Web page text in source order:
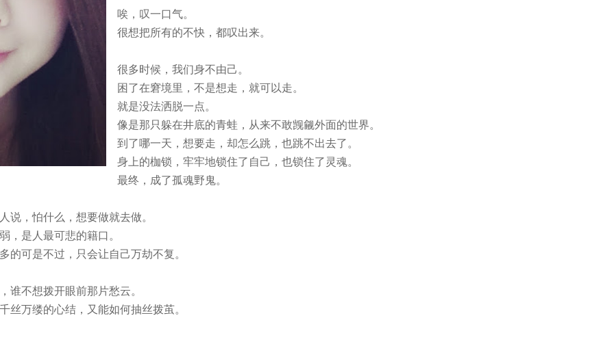
唉，叹一口气。
很想把所有的不快，都叹出来。
很多时候，我们身不由己。
困了在窘境里，不是想走，就可以走。
就是没法洒脱一点。
像是那只躲在井底的青蛙，从来不敢觊觎外面的世界。
到了哪一天，想要走，却怎么跳，也跳不出去了。
身上的枷锁，牢牢地锁住了自己，也锁住了灵魂。
最终，成了孤魂野鬼。
说，怕什么，想要做就去做。
，是人最可悲的籍口。
的可是不过，只会让自己万劫不复。
谁不想拨开眼前那片愁云。
丝万缕的心结，又能如何抽丝拨茧。